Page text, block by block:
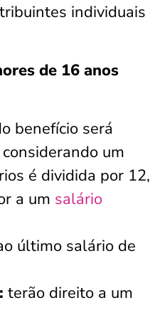
individuais
de 16 anos
benefício será
um
é dividida por 12,
a um salário
último salário de
terão direito a um